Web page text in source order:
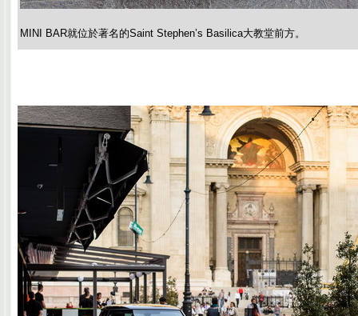
MINI BAR就位於著名的Saint Stephen’s Basilica大教堂前方。